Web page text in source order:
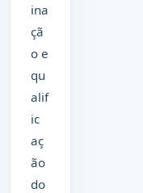
ina
çã
o e
qu
alif
ic
aç
ão
do